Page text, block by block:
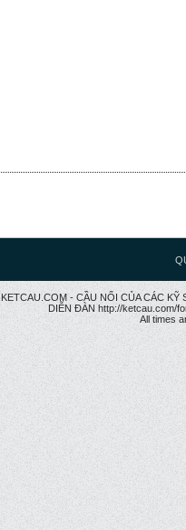
- CẦU NỐI CỦA CÁC
DIỄN ĐÀN http://ketcau.com/
All times